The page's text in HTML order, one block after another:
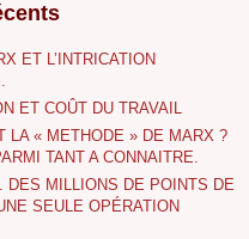
ET L’INTRICATION
ET COÛT DU TRAVAIL
LA « METHODE » DE MARX ?
TANT A CONNAITRE.
DES MILLIONS DE POINTS DE
SEULE OPÉRATION